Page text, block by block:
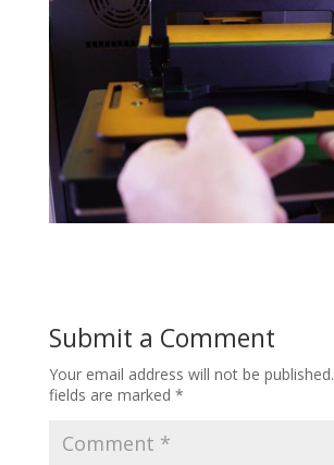
Submit a Comment
Your email address will not be published.
fields are marked *